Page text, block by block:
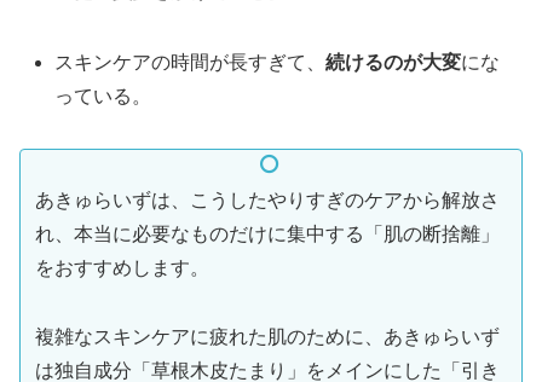
スキンケアの時間が長すぎて、続けるのが大変にな
っている。
あきゅらいずは、こうしたやりすぎのケアから解放さ
れ、本当に必要なものだけに集中する「肌の断捨離」
をおすすめします。
複雑なスキンケアに疲れた肌のために、あきゅらいず
は独自成分「草根木皮たまり」をメインにした「引き